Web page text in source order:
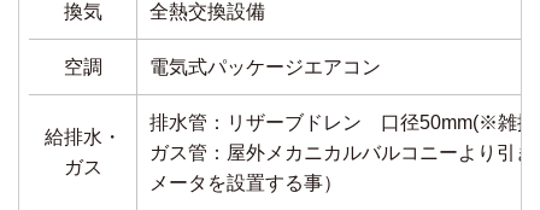
換気 全熱交換設備
空調 電気式パッケージエアコン
給排水・
ガス
排水管：リザーブドレン 口径50mm(※雑排
ガス管：屋外メカニカルバルコニーより引
メータを設置する事）